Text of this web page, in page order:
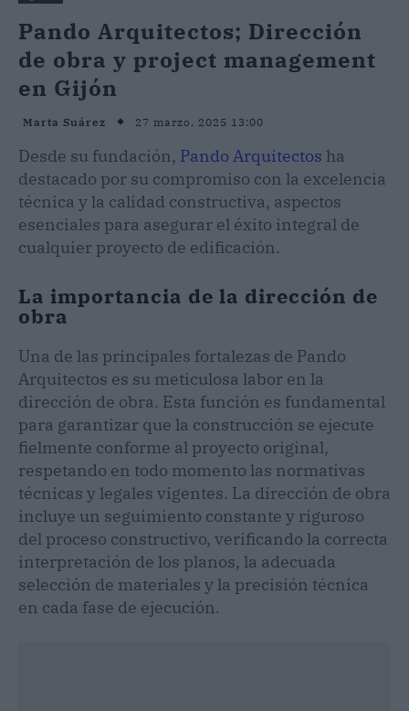
Pando Arquitectos; Dirección
de obra y project management
en Gijón
Marta Suárez 27 marzo, 2025 13:00
Desde su fundación, Pando Arquitectos ha
destacado por su compromiso con la excelencia
técnica y la calidad constructiva, aspectos
esenciales para asegurar el éxito integral de
cualquier proyecto de edificación.
La importancia de la dirección de
obra
Una de las principales fortalezas de Pando
Arquitectos es su meticulosa labor en la
dirección de obra. Esta función es fundamental
para garantizar que la construcción se ejecute
fielmente conforme al proyecto original,
respetando en todo momento las normativas
técnicas y legales vigentes. La dirección de obra
incluye un seguimiento constante y riguroso
del proceso constructivo, verificando la correcta
interpretación de los planos, la adecuada
selección de materiales y la precisión técnica
en cada fase de ejecución.